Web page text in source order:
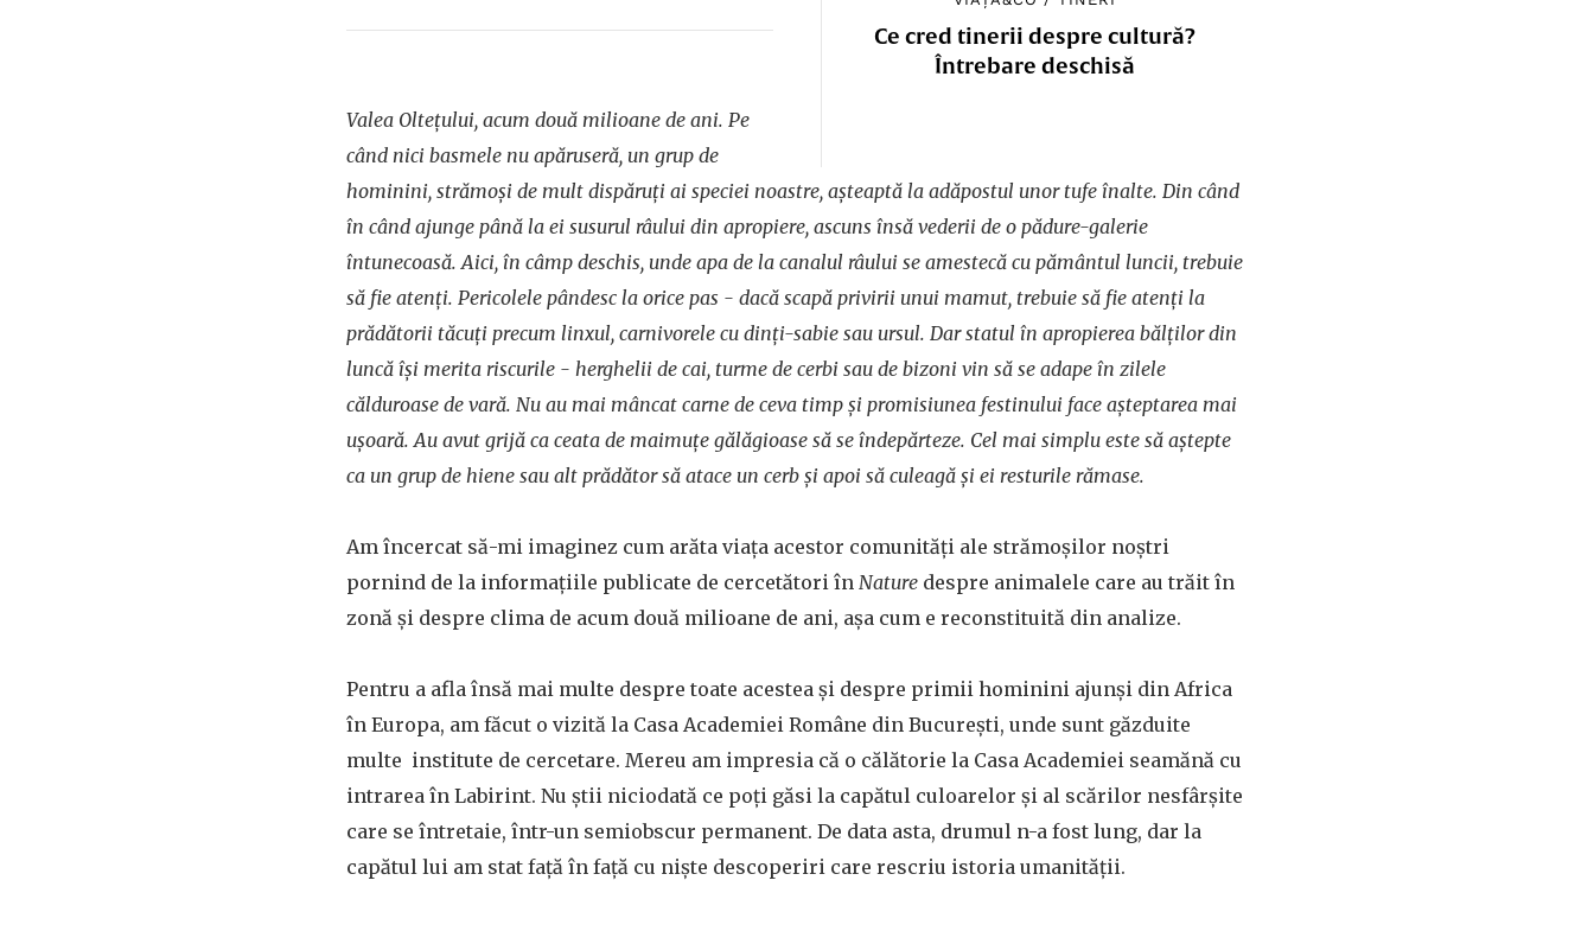
Ce cred tinerii despre cultură?
Întrebare deschisă
Valea Oltețului, acum două milioane de ani. Pe
când nici basmele nu apăruseră, un grup de
hominini, strămoși de mult dispăruți ai speciei noastre, așteaptă la adăpostul unor tufe înalte. Din când
în când ajunge până la ei susurul râului din apropiere, ascuns însă vederii de o pădure-galerie
întunecoasă. Aici, în câmp deschis, unde apa de la canalul râului se amestecă cu pământul luncii, trebuie
să fie atenți. Pericolele pândesc la orice pas - dacă scapă privirii unui mamut, trebuie să fie atenți la
prădătorii tăcuți precum linxul, carnivorele cu dinți-sabie sau ursul. Dar statul în apropierea bălților din
luncă își merita riscurile - herghelii de cai, turme de cerbi sau de bizoni vin să se adape în zilele
călduroase de vară. Nu au mai mâncat carne de ceva timp și promisiunea festinului face așteptarea mai
ușoară. Au avut grijă ca ceata de maimuțe gălăgioase să se îndepărteze. Cel mai simplu este să aștepte
ca un grup de hiene sau alt prădător să atace un cerb și apoi să culeagă și ei resturile rămase.
Am încercat să-mi imaginez cum arăta viața acestor comunități ale strămoșilor noștri
pornind de la informațiile publicate de cercetători în Nature despre animalele care au trăit în
zonă și despre clima de acum două milioane de ani, așa cum e reconstituită din analize.
Pentru a afla însă mai multe despre toate acestea și despre primii hominini ajunși din Africa
în Europa, am făcut o vizită la Casa Academiei Române din București, unde sunt găzduite
multe institute de cercetare. Mereu am impresia că o călătorie la Casa Academiei seamănă cu
intrarea în Labirint. Nu știi niciodată ce poți găsi la capătul culoarelor și al scărilor nesfârșite
care se întretaie, într-un semiobscur permanent. De data asta, drumul n-a fost lung, dar la
capătul lui am stat față în față cu niște descoperiri care rescriu istoria umanității.